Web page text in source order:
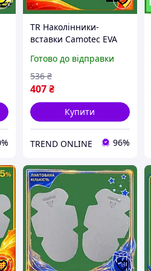
TR Наколінники-
вставки Camotec EVA
захисту колін тактичні
вставки для комфорт
SpeR-4N
Готово до відправки
407 ₴
536 ₴
Купити
TREND ONLINE 96%